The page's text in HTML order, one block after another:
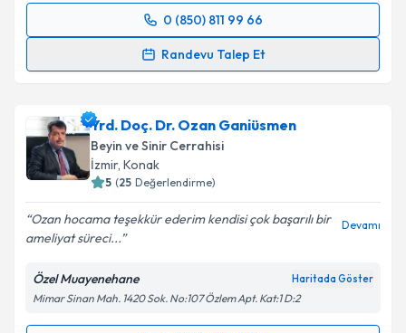
0 (850) 811 99 66
Randevu Talep Et
Randevu Takvimi Talebi
takvim hazırlandığında e-posta ile bilgilendireceğiz.
E-posta Adresiniz
kapsamda işlenmesini kabul ediyorum.
Yrd. Doç. Dr. Ozan Ganiüsmen
Beyin ve Sinir Cerrahisi
İzmir, Konak
5 (25 Değerlendirme)
Ozan hocama teşekkür ederim kendisi çok başarılı bir
ameliyat süreci...
Devamı
Özel Muayenehane Haritada Göster
Mimar Sinan Mah. 1420 Sok. No:107 Özlem Apt. Kat:1 D:2